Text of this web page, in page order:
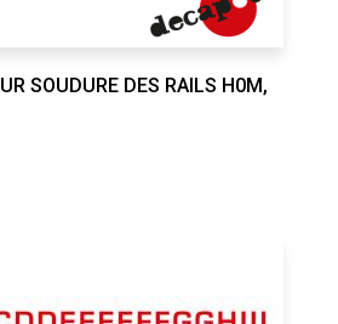
SOUDURE DES RAILS H0M,